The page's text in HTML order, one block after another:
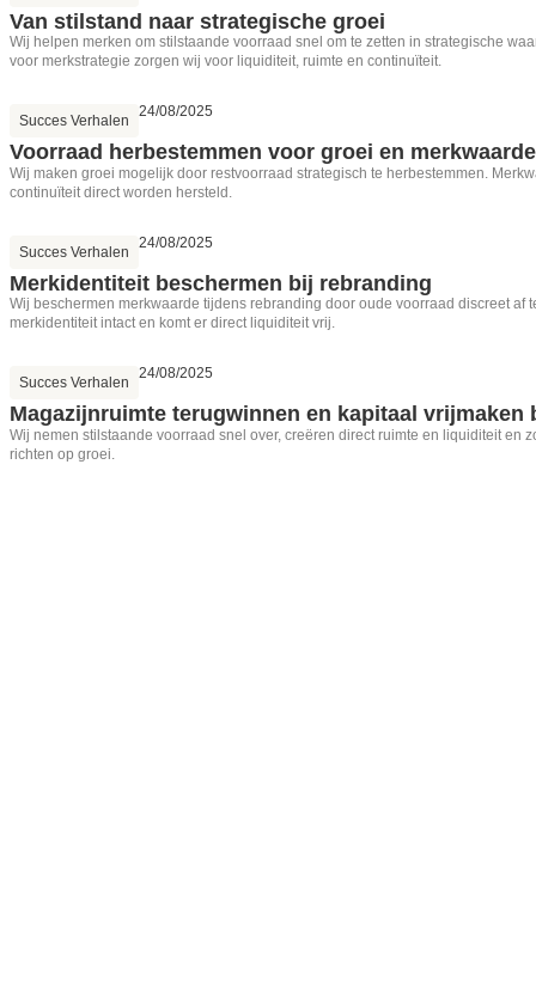
Van stilstand naar strategische groei
Wij helpen merken om stilstaande voorraad snel om te zetten in strategische
voor merkstrategie zorgen wij voor liquiditeit, ruimte en continuïteit.
Succes Verhalen
24/08/2025
Voorraad herbestemmen voor groei en merkwaarde
Wij maken groei mogelijk door restvoorraad strategisch te herbestemmen.
continuïteit direct worden hersteld.
Succes Verhalen
24/08/2025
Merkidentiteit beschermen bij rebranding
Wij beschermen merkwaarde tijdens rebranding door oude voorraad discreet af
merkidentiteit intact en komt er direct liquiditeit vrij.
Succes Verhalen
24/08/2025
Magazijnruimte terugwinnen en kapitaal vrijmaken
Wij nemen stilstaande voorraad snel over, creëren direct ruimte en liquiditeit en
richten op groei.